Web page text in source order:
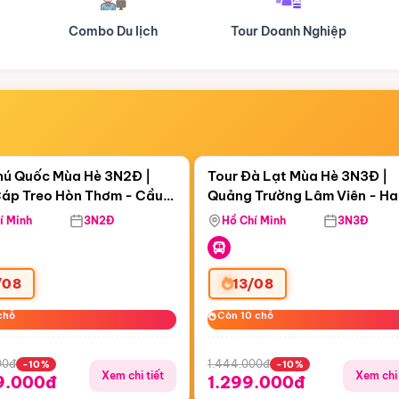
Tour Doanh Nghiệp Du lịch Hành Hương
02:30:10
Treo Hòn Thơm
Quốc Mùa Hè 3N2Đ |
Treo Hòn Thơm - Cầu
Viên Nước Aquatopia
Minh 3N2Đ
-10%
Xem chi tiết
Còn05 ngày 02:30:10
Tour Đà Lạt Mùa Hè 3N3Đ |
Quảng Trường Lâm Viên -
Hill - Puppy Farm
Hồ Chí Minh 3N3Đ
13/08
Còn 10 chỗ
Còn 10 chỗ
1.444.000đ -10%
1.299.000đ Xem